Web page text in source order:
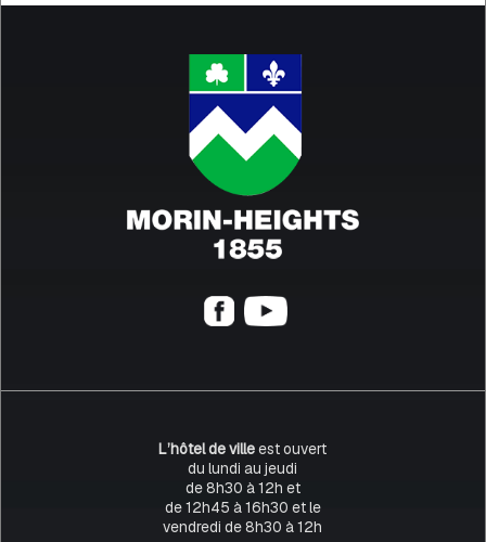
L’hôtel de villeest ouvert
du lundi au jeudi
de 8h30 à 12h et
de 12h45 à 16h30 et le
vendredi de 8h30 à 12h